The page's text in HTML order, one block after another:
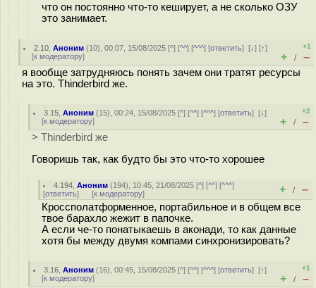
что он постоянно что-то кеширует, а не сколько ОЗУ
это занимает.
2.10 ,Аноним (10), 00:07, 15/08/2025 [^] [^^] [^^^] [ответить][↓] [↑]
[к модератору]
+1
+ / –
я вообще затрудняюсь понять зачем они тратят ресурсы
на это. Thinderbird же.
3.15 ,Аноним (15), 00:24, 15/08/2025 [^] [^^] [^^^] [ответить][↓]
[к модератору]
+2
+ / –
> Thinderbird же
Говоришь так, как будто бы это что-то хорошее
4.194 ,Аноним (194), 10:45, 21/08/2025 [^] [^^] [^^^]
[ответить] [к модератору] + / –
Кроссполатформенное, портабильное и в общем все
твое барахло жежит в папочке.
А если че-то понатыкаешь в аконади, то как данные
хотя бы между двумя компами синхронизировать?
3.16 ,Аноним (16), 00:45, 15/08/2025 [^] [^^] [^^^] [ответить][↑]
[к модератору]
+1
+ / –